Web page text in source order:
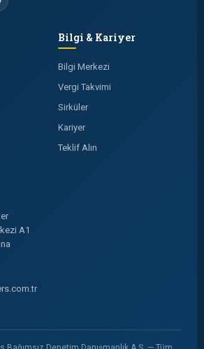
Bilgi & Kariyer
Bilgi Merkezi
Vergi Takvimi
Sirküler
Kariyer
Teklif Alın
A1